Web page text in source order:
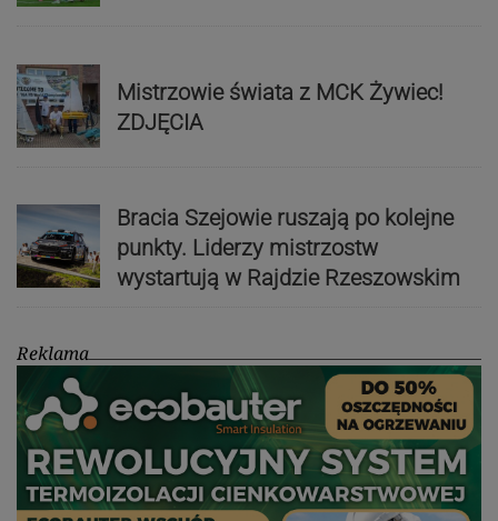
Mistrzowie świata z MCK Żywiec!
ZDJĘCIA
Bracia Szejowie ruszają po kolejne
punkty. Liderzy mistrzostw
wystartują w Rajdzie Rzeszowskim
Reklama